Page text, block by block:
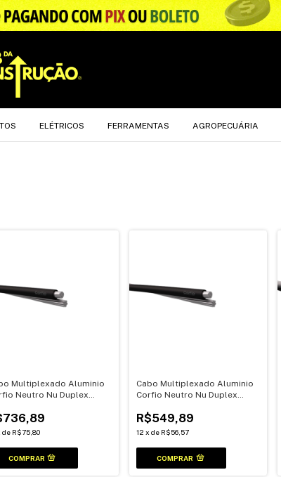
.
ELÉTRICOS FERRAMENTAS AGROPECUÁRIA
Multiplexado Aluminio
Neutro Nu Duplex
de R$75,80
Cabo Multiplexado Aluminio
Corfio Neutro Nu Duplex
R$549,89
12 x de R$56,57